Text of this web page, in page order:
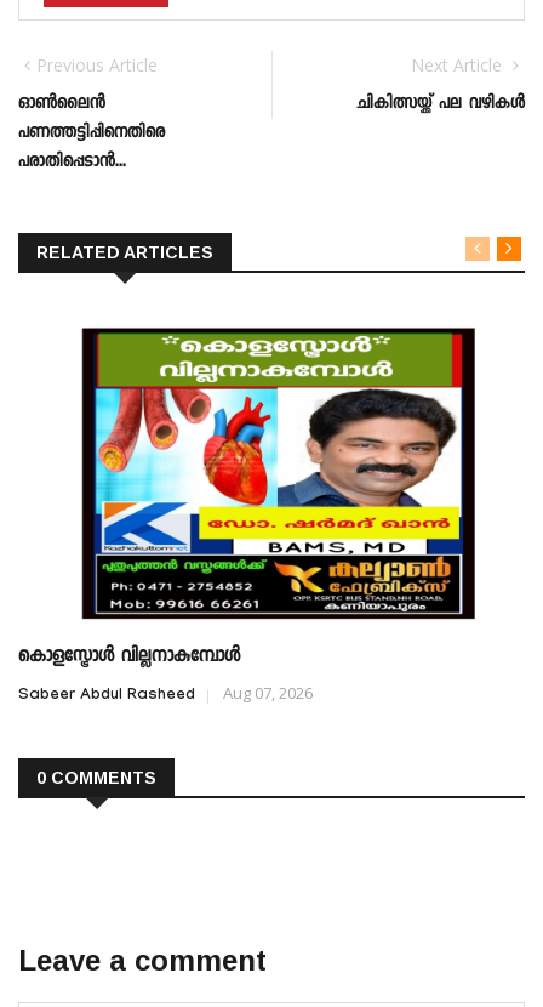
Previous Article
ഓണ്‍ലൈന്‍
പണത്തട്ടിപ്പിനെതിരെ
പരാതിപ്പെടാന്‍...
Next Article
ചികിത്സയ്ക്ക് പല വഴികൾ
RELATED ARTICLES
കൊളസ്ട്രോൾ വില്ലനാകുമ്പോൾ
Sabeer Abdul Rasheed Aug 07, 2026
0 COMMENTS
Leave a comment